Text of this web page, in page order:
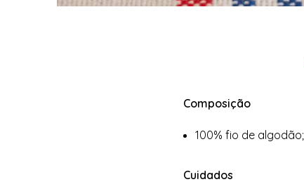
Composição
100% fio de algodão;
Cuidados